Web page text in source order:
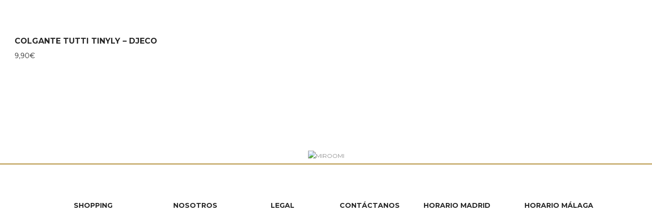
COLGANTE TUTTI TINYLY – DJECO
9,90€
SHOPPING NOSOTROS LEGAL CONTÁCTANOS HORARIO MADRID HORARIO MÁLAGA